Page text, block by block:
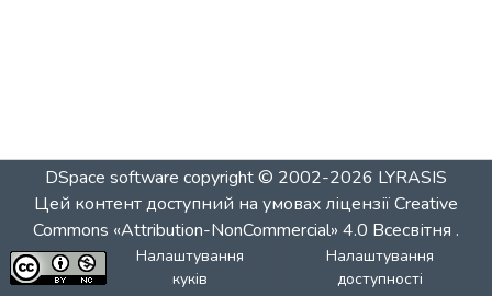
DSpace software copyright © 2002-2026 LYRASIS
Цей контент доступний на умовах ліцензіїCreative
Commons «Attribution-NonCommercial» 4.0 Всесвітня .
Налаштування
куків
Налаштування
доступності